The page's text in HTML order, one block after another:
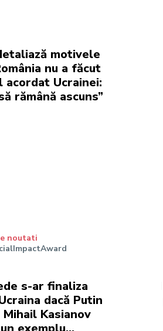
motivele
nu a făcut
acordat Ucrainei:
rămână ascuns”
noutati
s-ar finaliza
dacă Putin
Kasianov